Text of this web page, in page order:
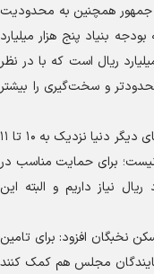
جمهور همچنین به محدودیت
بنیاد پنج هزار میلیارد
و مجموع بودجه بنیاد علم یک هزار و ۵۰۰ میلیارد ریال است که با در نظر
و سخت‌گیری را بیشتر
وی عنوان کرد: این در حالی است که برخی کشور‌های دیگر دنیا نزدیک به ۱۰ تا ۱۱
نیست؛ برای حمایت مناسب در
به ۱۰۰ هزار میلیارد ریال نیاز داریم و البته این
نخبگان افزود: برای تامین
مجلس هم کمک کنند